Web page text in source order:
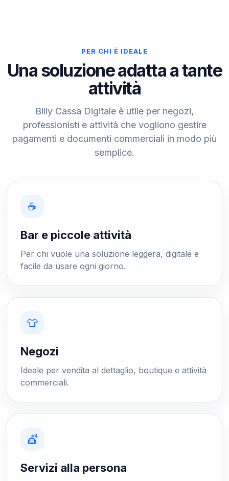
PER CHI È IDEALE
Una soluzione adatta a tante
attività
Billy Cassa Digitale è utile per negozi,
professionisti e attività che vogliono gestire
pagamenti e documenti commerciali in modo più
semplice.
☕
Bar e piccole attività
Per chi vuole una soluzione leggera, digitale e
facile da usare ogni giorno.
👕
Negozi
Ideale per vendita al dettaglio, boutique e attività
commerciali.
💇
Servizi alla persona